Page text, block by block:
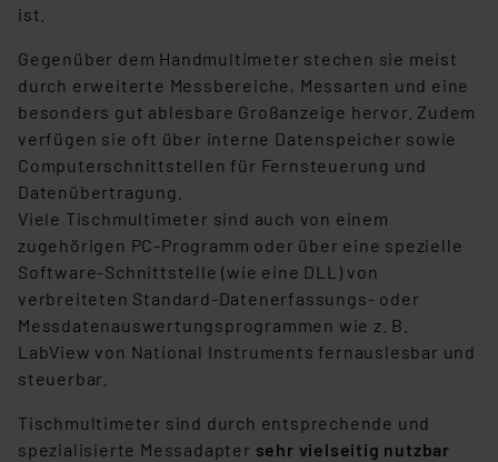
ist.
Gegenüber dem Handmultimeter stechen sie meist
durch erweiterte Messbereiche, Messarten und eine
besonders gut ablesbare Großanzeige hervor. Zudem
verfügen sie oft über interne Datenspeicher sowie
Computerschnittstellen für Fernsteuerung und
Datenübertragung.
Viele Tischmultimeter sind auch von einem
zugehörigen PC-Programm oder über eine spezielle
Software-Schnittstelle (wie eine DLL) von
verbreiteten Standard-Datenerfassungs- oder
Messdatenauswertungsprogrammen wie z. B.
LabView von National Instruments fernauslesbar und
steuerbar.
Tischmultimeter sind durch entsprechende und
spezialisierte Messadapter sehr vielseitig nutzbar